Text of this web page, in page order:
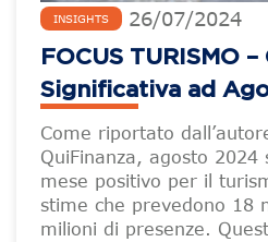
INSIGHTS 26/07/2024
FOCUS TURISMO
Significativa ad
Come riportato
QuiFinanza, agosto 2024
mese positivo per il
stime che prevedono 18
milioni di presenze.